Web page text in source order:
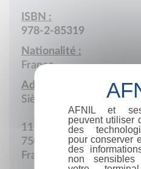
ISBN :
978-2-85319
Nationalité :
France
Adresse :
Siège social
11 Rue Navarin
75009 Paris
France
AFNIL et
peuvent utiliser
des
pour conserver
des
non sensibles